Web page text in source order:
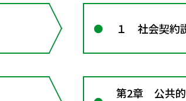
１ 社会契約
第2章 公共的